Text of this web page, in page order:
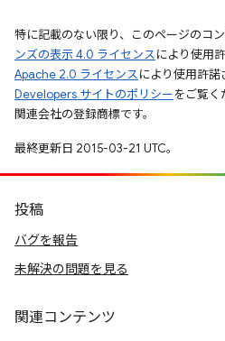
特に記載のない限り、このページのコ
ンズの表示 4.0 ライセンスにより使用
Apache 2.0 ライセンスにより使用許諾
Developers サイトのポリシーをご覧
関連会社の登録商標です。
最終更新日 2015-03-21 UTC。
投稿
バグを報告
未解決の問題を見る
関連コンテンツ